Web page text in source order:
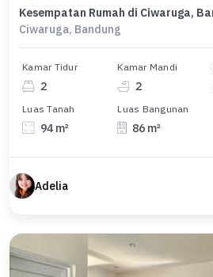
Ciwaruga, Bandung
Kamar Tidur
2
Kamar Mandi
2
Luas Tanah
94 m²
Luas Bangunan
86 m²
Adelia